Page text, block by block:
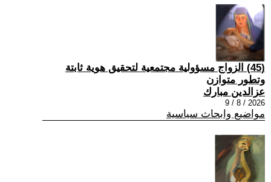
(45) الزواج مسؤولية مجتمعية لتحقيق هوية ثابتة
وتطور متوازن
عزالدين مبارك
2026 / 8 / 9
مواضيع وابحاث سياسية